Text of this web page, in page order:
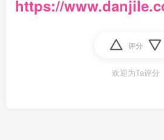
https://
评分
欢迎为Ta评分